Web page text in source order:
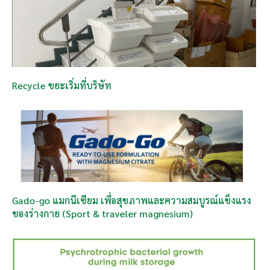
Recycle ขยะเริ่มที่บริษัท
Gado-go แมกนีเซียม เพื่อสุขภาพและความสมบูรณ์แข็งแรง
ของร่างกาย (Sport & traveler magnesium)